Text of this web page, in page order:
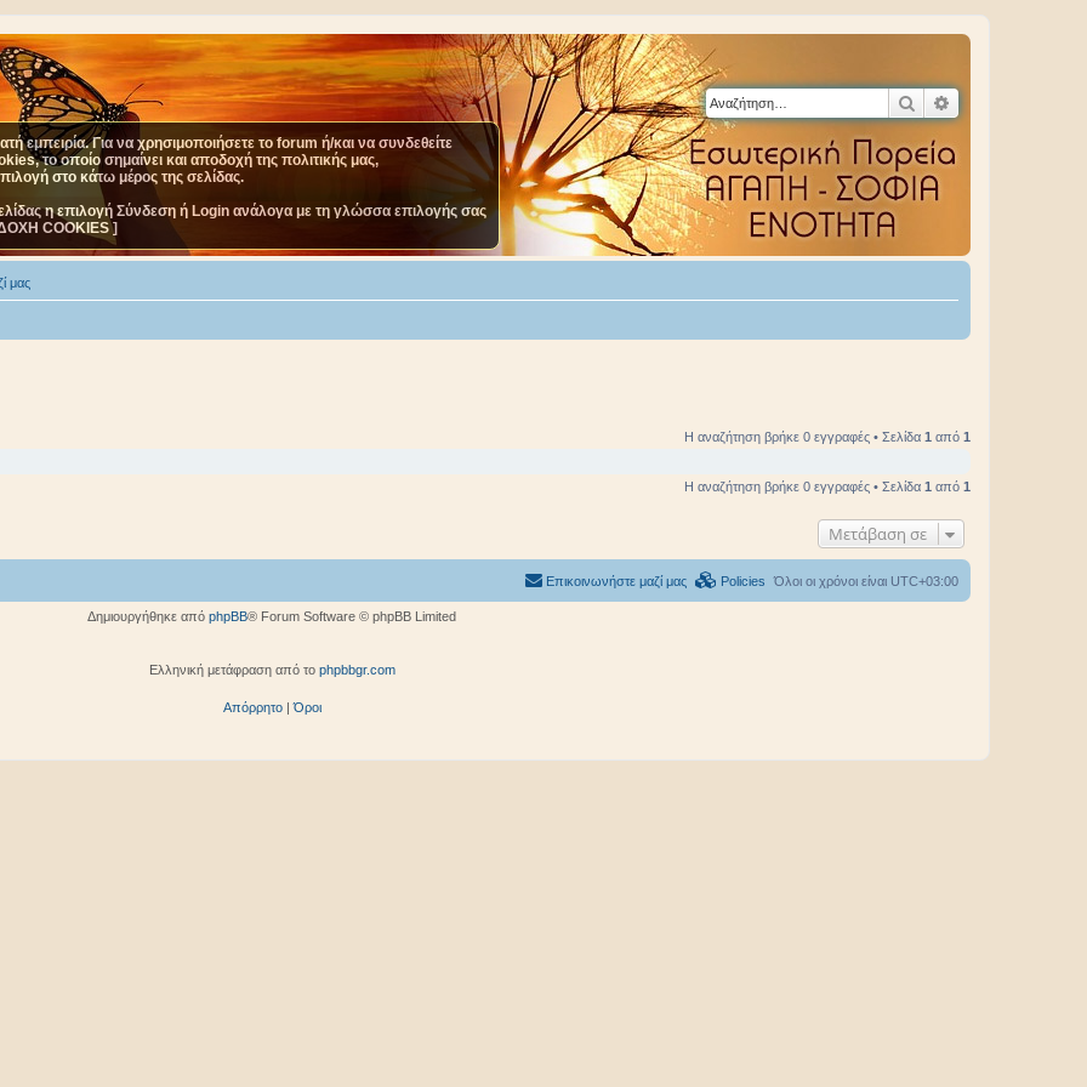
Αναζήτηση
μας
Η αναζήτηση βρήκε 0 εγγραφές • Σελίδα 1 από 1
Η αναζήτηση βρήκε 0 εγγραφές • Σελίδα 1 από 1
Μετάβαση σε
εμπειρία. Για να χρησιμοποιήσετε το forum ή/και να συνδεθείτε
το οποίο σημαίνει και αποδοχή της πολιτικής μας,
στο κάτω μέρος της σελίδας.
η επιλογή Σύνδεση ή Login ανάλογα με τη γλώσσα επιλογής σας
COOKIES ]
Όλοι οι χρόνοι είναι UTC+03:00
Policies
Επικοινωνήστε μαζί μας
Δημιουργήθηκε από phpBB® Forum Software © phpBB Limited
Ελληνική μετάφραση από το phpbbgr.com
Απόρρητο|Όροι